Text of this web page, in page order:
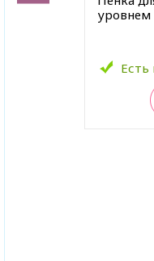
уровнем
Есть